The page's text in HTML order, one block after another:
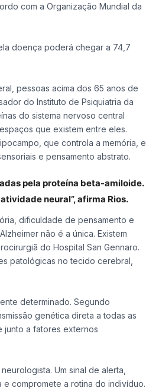
com a Organização Mundial da
doença poderá chegar a 74,7
pessoas acima dos 65 anos de
do Instituto de Psiquiatria da
do sistema nervoso central
que existem entre eles.
que controla a memória, e
e pensamento abstrato.
pela proteína beta-amiloide.
neural”, afirma Rios.
dificuldade de pensamento e
não é a única. Existem
do Hospital San Gennaro.
patológicas no tecido cerebral,
determinado. Segundo
genética direta a todas as
junto a fatores externos
Um sinal de alerta,
compromete a rotina do indivíduo.